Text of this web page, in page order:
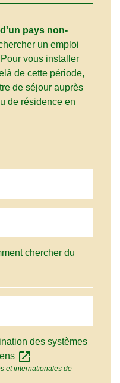
pays non-
un emploi
vous installer
de cette période,
de séjour auprès
de résidence en
chercher du
des systèmes
open_in_new
et internationales de